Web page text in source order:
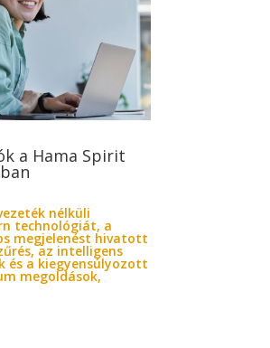
a Hama Spirit
nélküli
technológiát, a
megjelenést hivatott
az intelligens
a kiegyensúlyozott
megoldások,